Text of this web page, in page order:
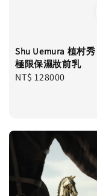
Shu Uemura 植村
極限保濕妝前乳
Regular
NT$ 128000